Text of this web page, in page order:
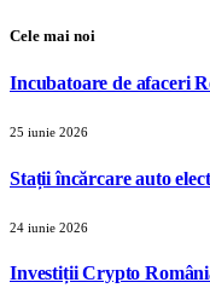
Cele mai noi
Incubatoare de afaceri
25 iunie 2026
Stații încărcare auto
24 iunie 2026
Investiții Crypto